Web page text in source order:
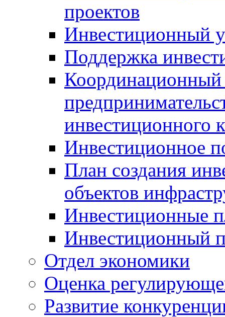
проектов
Инвестиционный
Поддержка
Координационный
инвестиционного
Инвестиционное
План создания
объектов
Инвестиционные
Инвестиционный
Отдел экономики
Оценка
Развитие